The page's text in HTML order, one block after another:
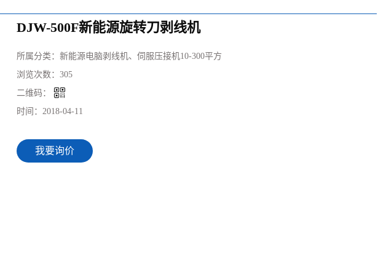
DJW-500F新能源旋转刀剥线机
所属分类：新能源电脑剥线机、伺服压接机10-300平方
浏览次数：305
二维码：
时间： 2018-04-11
我要询价